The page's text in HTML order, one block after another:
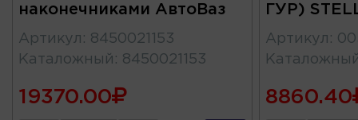
наконечниками АвтоВаз
Артикул : 8450021153
Каталожный : 8450021153
19370.00
ГУР)
Артикул :
8860.40